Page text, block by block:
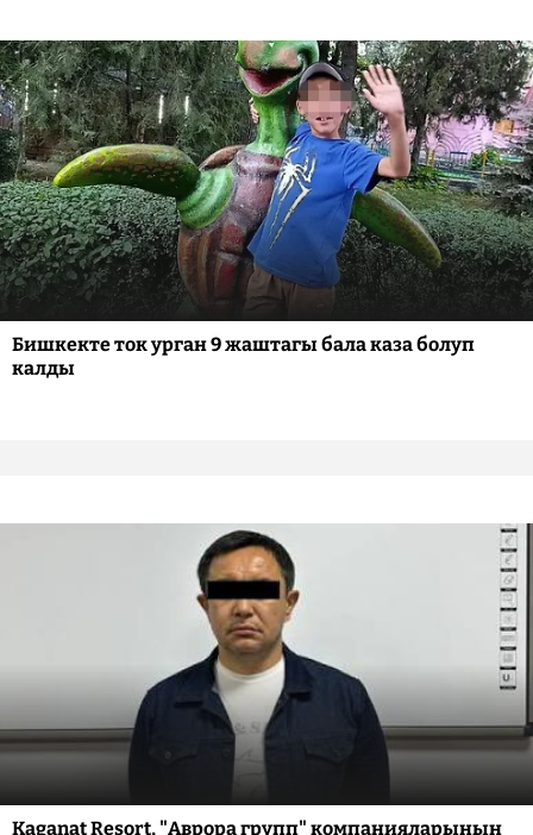
Бишкекте ток урган 9 жаштагы бала каза болуп
калды
Kaganat Resort, "Аврора групп" компанияларынын